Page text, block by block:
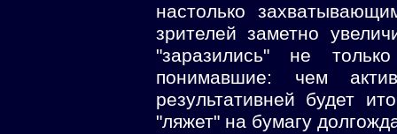
настолько
зрителей заметно
"заразились" не
понимавшие: чем
результативней будет
"ляжет" на бумагу